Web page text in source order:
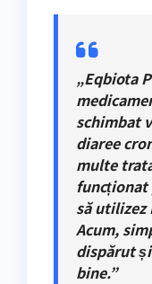
„Eqbiota
schimbat
diaree
multe
funcționat
să utilizez
Acum,
dispărut
bine.”